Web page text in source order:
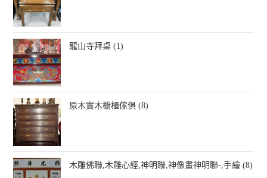
龍山寺拜桌 (1)
原木實木櫥櫃傢俱 (8)
木雕佛聯,木雕心經,神明聯,神像畫神明聯-,手繪 (8)